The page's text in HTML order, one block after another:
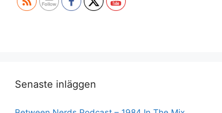
Senaste inläggen